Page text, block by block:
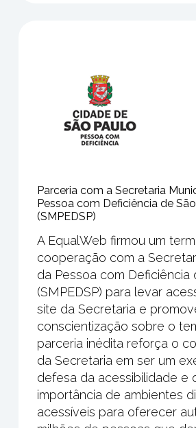
Parceria com a Secretaria
Pessoa com Deficiência de
(SMPEDSP)
A EqualWeb firmou um
cooperação com a
da Pessoa com Deficiência
(SMPEDSP) para levar
site da Secretaria e
conscientização sobre o
parceria inédita reforça o
da Secretaria em ser um
defesa da acessibilidade e
importância de ambientes
acessíveis para oferecer